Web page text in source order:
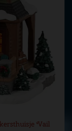
Vail